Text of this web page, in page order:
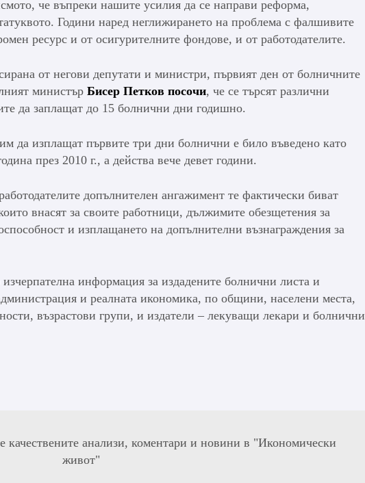
че въпреки нашите усилия да се направи реформа,
Години наред неглижирането на проблема с фалшивите
ресурс и от осигурителните фондове, и от работодателите.
от негови депутати и министри, първият ден от болничните
министър Бисер Петков посочи, че се търсят различни
да заплащат до 15 болнични дни годишно.
да изплащат първите три дни болнични е било въведено като
през 2010 г., а действа вече девет години.
допълнителен ангажимент те фактически биват
внасят за своите работници, дължимите обезщетения за
и изплащането на допълнителни възнаграждения за
изчерпателна информация за издадените болнични листа и
и реалната икономика, по общини, населени места,
възрастови групи, и издатели – лекуващи лекари и болнични
качествените анализи, коментари и новини в "Икономически
живот"